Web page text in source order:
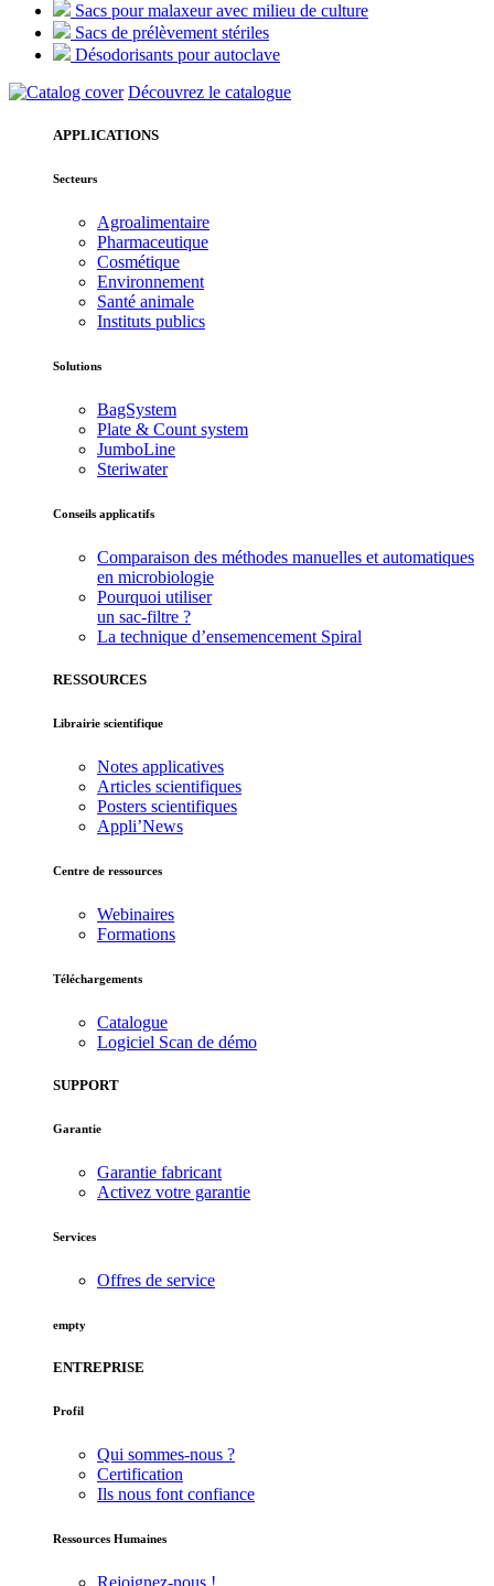
Sacs pour malaxeur avec milieu de culture
Sacs de prélèvement stériles
Désodorisants pour autoclave
Découvrez le catalogue
APPLICATIONS
Secteurs
Agroalimentaire
Pharmaceutique
Cosmétique
Environnement
Santé animale
Instituts publics
Solutions
BagSystem
Plate & Count system
JumboLine
Steriwater
Conseils applicatifs
Comparaison des méthodes manuelles et automatiques
en microbiologie
Pourquoi utiliser
un sac-filtre ?
La technique d’ensemencement Spiral
RESSOURCES
Librairie scientifique
Notes applicatives
Articles scientifiques
Posters scientifiques
Appli’News
Centre de ressources
Webinaires
Formations
Téléchargements
Catalogue
Logiciel Scan de démo
SUPPORT
Garantie
Garantie fabricant
Activez votre garantie
Services
Offres de service
empty
ENTREPRISE
Profil
Qui sommes-nous ?
Certification
Ils nous font confiance
Ressources Humaines
Rejoignez-nous !